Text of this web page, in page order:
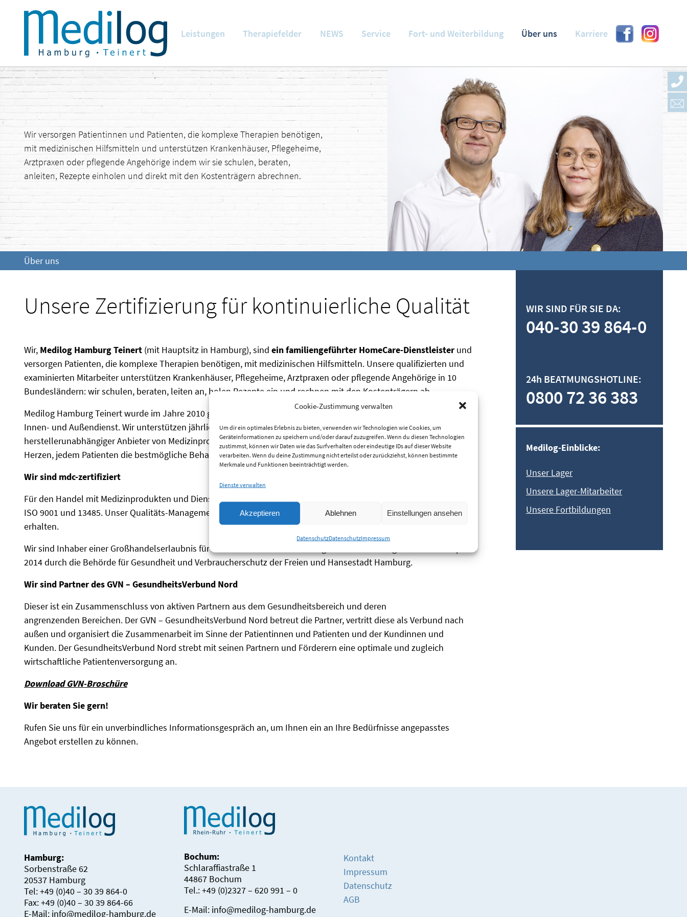
Cookie-Zustimmung verwalten
Um dir ein optimales Erlebnis zu bieten, verwenden wir Technologien wie Cookies, um
Geräteinformationen zu speichern und/oder darauf zuzugreifen. Wenn du diesen Technologien
zustimmst, können wir Daten wie das Surfverhalten oder eindeutige IDs auf dieser Website
verarbeiten. Wenn du deine Zustimmung nicht erteilst oder zurückziehst, können bestimmte
Merkmale und Funktionen beeinträchtigt werden.
Dienste verwalten
Akzeptieren Ablehnen Einstellungen ansehen
DatenschutzDatenschutzImpressum
Leistungen Therapiefelder NEWS Service Fort- und Weiterbildung Über uns Karriere FacebookInstagram
Wir versorgen Patientinnen und Patienten, die komplexe Therapien benötigen,
mit medizinischen Hilfsmitteln und unterstützen Krankenhäuser, Pflegeheime,
Arztpraxen oder pflegende Angehörige indem wir sie schulen, beraten,
anleiten, Rezepte einholen und direkt mit den Kostenträgern abrechnen.
Über uns
Unsere Zertifizierung für kontinuierliche Qualität
Wir, Medilog Hamburg Teinert (mit Hauptsitz in Hamburg), sind ein familiengeführter HomeCare-Dienstleister und
versorgen Patienten, die komplexe Therapien benötigen, mit medizinischen Hilfsmitteln. Unsere qualifizierten und
examinierten Mitarbeiter unterstützen Krankenhäuser, Pflegeheime, Arztpraxen oder pflegende Angehörige in 10
Bundesländern: wir schulen, beraten, leiten an, holen Rezepte ein und rechnen mit den Kostenträgern ab.
Medilog Hamburg Teinert wurde im Jahre 2010 gegründet und beschäftigt 60 Mitarbeiter und Mitarbeiterinnen im
Innen- und Außendienst. Wir unterstützen jährlich ca. 50.000 Patienten bei der Versorgung und sind ein
herstellerunabhängiger Anbieter von Medizinprodukten. Wir arbeiten nah am Menschen und es liegt uns sehr am
Herzen, jedem Patienten die bestmögliche Behandlung zu ermöglichen.
Wir sind mdc-zertifiziert
Für den Handel mit Medizinprodukten und Dienstleistungen im Bereich Homecare sind wir mdc-zertifiziert nach DIN
ISO 9001 und 13485. Unser Qualitäts-Managementsystem entspricht den oben genannten Normen und wird aufrecht
erhalten.
Wir sind Inhaber einer Großhandelserlaubnis für Arzneimittel nach §52a AMG gem. Urkunde ausgestellt am 24. April
2014 durch die Behörde für Gesundheit und Verbraucherschutz der Freien und Hansestadt Hamburg.
Wir sind Partner des GVN – GesundheitsVerbund Nord
Dieser ist ein Zusammenschluss von aktiven Partnern aus dem Gesundheitsbereich und deren
angrenzenden Bereichen. Der GVN – GesundheitsVerbund Nord betreut die Partner, vertritt diese als Verbund nach
außen und organisiert die Zusammenarbeit im Sinne der Patientinnen und Patienten und der Kundinnen und
Kunden. Der GesundheitsVerbund Nord strebt mit seinen Partnern und Förderern eine optimale und zugleich
wirtschaftliche Patientenversorgung an.
Download GVN-Broschüre
Wir beraten Sie gern!
Rufen Sie uns für ein unverbindliches Informationsgespräch an, um Ihnen ein an Ihre Bedürfnisse angepasstes
Angebot erstellen zu können.
WIR SIND FÜR SIE DA:
040-30 39 864-0
24h BEATMUNGSHOTLINE:
0800 72 36 383
Medilog-Einblicke:
Unser Lager
Unsere Lager-Mitarbeiter
Unsere Fortbildungen
Hamburg:
Sorbenstraße 62
20537 Hamburg
Tel: +49 (0)40 – 30 39 864-0
Fax: +49 (0)40 – 30 39 864-66
E-Mail: info@medilog-hamburg.de
Bochum:
Schlaraffiastraße 1
44867 Bochum
Tel.: +49 (0)2327 – 620 991 – 0
E-Mail: info@medilog-hamburg.de
Kontakt
Impressum
Datenschutz
AGB